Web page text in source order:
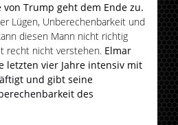
von Trump geht dem Ende zu.
Lügen, Unberechenbarkeit und
diesen Mann nicht richtig
recht nicht verstehen. Elmar
letzten vier Jahre intensiv mit
und gibt seine
des